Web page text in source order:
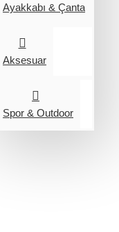
Ayakkabı & Çanta
Aksesuar
Spor & Outdoor